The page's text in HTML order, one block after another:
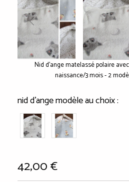
Nid d'ange matelassé polaire
naissance/3 mois - 2
nid d'ange modèle au choix :
42,00€